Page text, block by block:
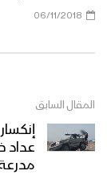
06/11/2018
المقال السابق
مدرعة